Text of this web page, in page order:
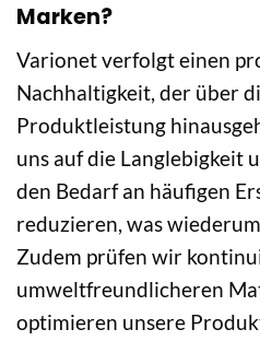
Marken?
Varionet verfolgt einen
Nachhaltigkeit, der über
Produktleistung
uns auf die Langlebigkeit
den Bedarf an häufigen
reduzieren, was
Zudem prüfen wir
umweltfreundlicheren
optimieren unsere